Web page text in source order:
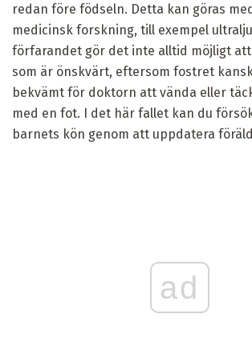
redan före födseln. Detta kan göras
medicinsk forskning, till exempel
förfarandet gör det inte alltid möjligt att
som är önskvärt, eftersom fostret
bekvämt för doktorn att vända eller
med en fot. I det här fallet kan du
barnets kön genom att uppdatera
ad